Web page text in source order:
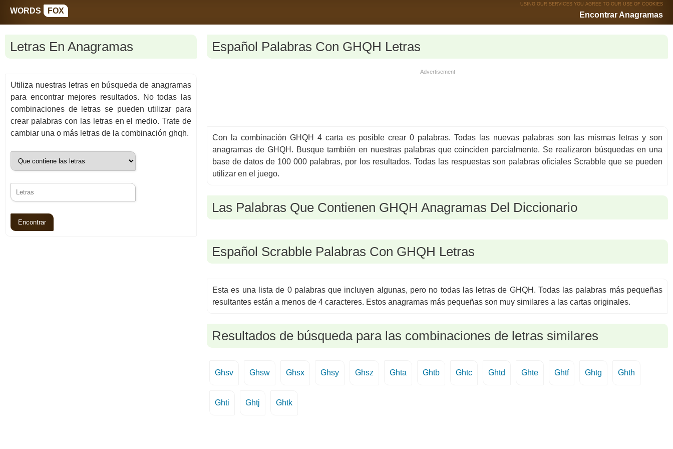
USING OUR SERVICES YOU AGREE TO OUR USE OF COOKIES
WORDS FOX Encontrar Anagramas
Español Palabras Con GHQH Letras
Advertisement
Con la combinación GHQH 4 carta es posible crear 0 palabras. Todas las nuevas palabras son las mismas letras y son
anagramas de GHQH. Busque también en nuestras palabras que coinciden parcialmente. Se realizaron búsquedas en una
base de datos de 100 000 palabras, por los resultados. Todas las respuestas son palabras oficiales Scrabble que se pueden
utilizar en el juego.
Las Palabras Que Contienen GHQH Anagramas Del Diccionario
Español Scrabble Palabras Con GHQH Letras
Esta es una lista de 0 palabras que incluyen algunas, pero no todas las letras de GHQH. Todas las palabras más pequeñas
resultantes están a menos de 4 caracteres. Estos anagramas más pequeñas son muy similares a las cartas originales.
Resultados de búsqueda para las combinaciones de letras similares
Ghsv Ghsw Ghsx Ghsy Ghsz Ghta Ghtb Ghtc Ghtd Ghte Ghtf Ghtg Ghth
Ghti Ghtj Ghtk
Letras En Anagramas
Utiliza nuestras letras en búsqueda de anagramas
para encontrar mejores resultados. No todas las
combinaciones de letras se pueden utilizar para
crear palabras con las letras en el medio. Trate de
cambiar una o más letras de la combinación ghqh.